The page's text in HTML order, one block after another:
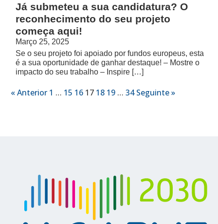
Já submeteu a sua candidatura? O
reconhecimento do seu projeto
começa aqui!
Março 25, 2025
Se o seu projeto foi apoiado por fundos europeus, esta
é a sua oportunidade de ganhar destaque! – Mostre o
impacto do seu trabalho – Inspire […]
« Anterior 1 … 15 16 17 18 19 … 34 Seguinte »